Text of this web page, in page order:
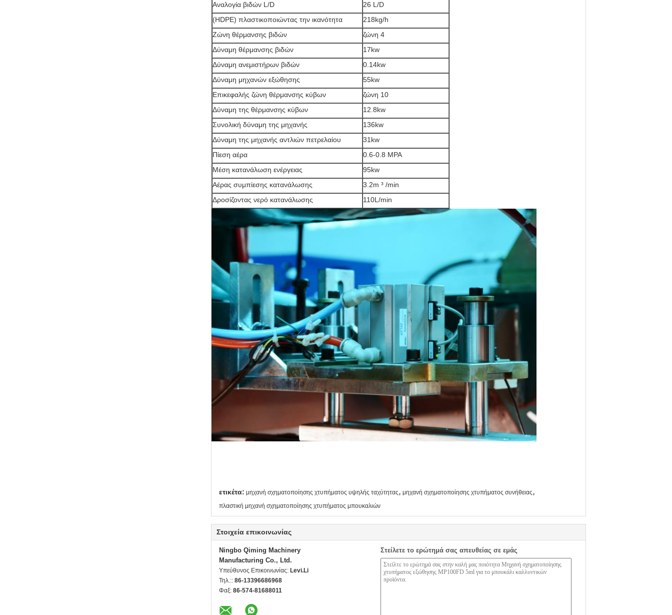
Αναλογία βιδών L/D
26 L/D
(HDPE) πλαστικοποιώντας την ικανότητα
218kg/h
Ζώνη θέρμανσης βιδών
ζώνη 4
Δύναμη θέρμανσης βιδών
17kw
Δύναμη ανεμιστήρων βιδών
0.14kw
Δύναμη μηχανών εξώθησης
55kw
Επικεφαλής ζώνη θέρμανσης κύβων
ζώνη 10
Δύναμη της θέρμανσης κύβων
12.8kw
Συνολική δύναμη της μηχανής
136kw
Δύναμη της μηχανής αντλιών πετρελαίου
31kw
Πίεση αέρα
0.6-0.8 MPA
Μέση κατανάλωση ενέργειας
95kw
Αέρας συμπίεσης κατανάλωσης
3.2m ³ /min
Δροσίζοντας νερό κατανάλωσης
110L/min
ετικέτα: μηχανή σχηματοποίησης χτυπήματος υψηλής ταχύτητας, μηχανή σχηματοποίησης χτυπήματος συνήθειας,
πλαστική μηχανή σχηματοποίησης χτυπήματος μπουκαλιών
Στοιχεία επικοινωνίας
Ningbo Qiming Machinery
Manufacturing Co., Ltd.
Υπεύθυνος Επικοινωνίας: Levi.Li
Τηλ.:: 86-13396686968
Φαξ: 86-574-81688011
Στείλετε το ερώτημά σας απευθείας σε εμάς